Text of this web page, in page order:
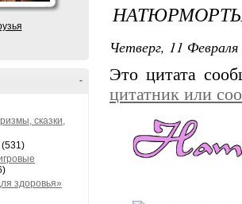
-
сказки,
(531)
здоровья»
Четверг, 11
Это цитата
цитатник или